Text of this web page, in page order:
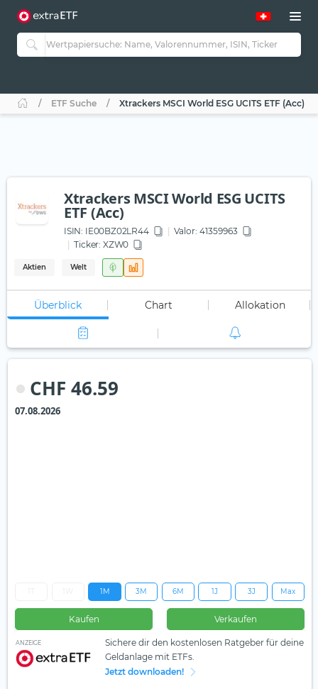
ETF Suche Xtrackers MSCI World ESG UCITS ETF (Acc)
Xtrackers MSCI World ESG UCITS
ETF (Acc)
ISIN: IE00BZ02LR44
Valor: 41359963
Ticker: XZW0
Aktien Welt
Überblick Chart Allokation
CHF 46.59
07.08.2026
1M 3M 6M 1J 3J Max
Kaufen Verkaufen
ANZEIGE
Sichere dir den kostenlosen Ratgeber für deine
Geldanlage mit ETFs.
Jetzt downloaden!